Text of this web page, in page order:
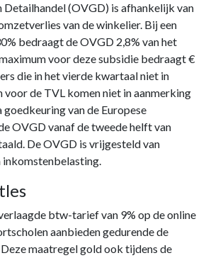
Detailhandel (OVGD) is afhankelijk van
van de winkelier. Bij een
bedraagt de OVGD 2,8% van het
voor deze subsidie bedraagt €
die in het vierde kwartaal niet in
voor de TVL komen niet in aanmerking
van de Europese
OVGD vanaf de tweede helft van
De OVGD is vrijgesteld van
inkomstenbelasting.
btw-tarief van 9% op de online
aanbieden gedurende de
maatregel gold ook tijdens de